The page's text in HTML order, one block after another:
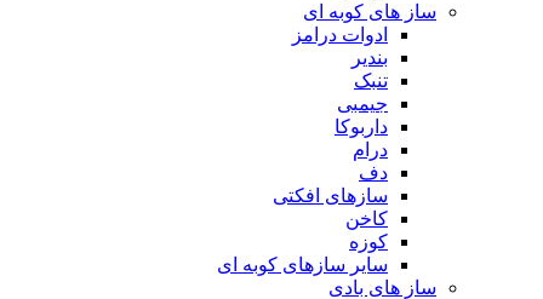
ساز های کوبه ای
ادوات درامز
بندیر
تنبک
جیمبی
داربوکا
درام
دف
سازهای افکتی
کاخن
کوزه
سایر سازهای کوبه ای
ساز های بادی